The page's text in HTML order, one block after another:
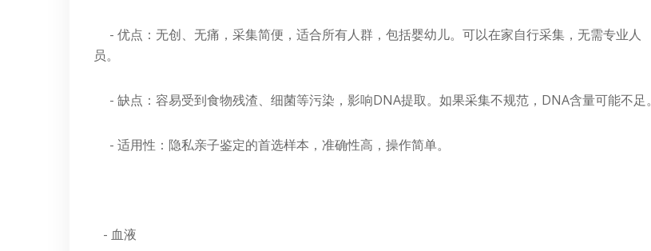
- 优点：无创、无痛，采集简便，适合所有人群，包括婴幼儿。可以在家自行采集，无需专业人
员。
- 缺点：容易受到食物残渣、细菌等污染，影响DNA提取。如果采集不规范，DNA含量可能不足。
- 适用性：隐私亲子鉴定的首选样本，准确性高，操作简单。
- 血液